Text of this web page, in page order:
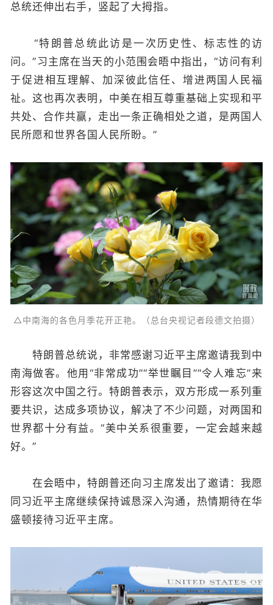
总统还伸出右手，竖起了大拇指。
“特朗普总统此访是一次历史性、标志性的访
问。”习主席在当天的小范围会晤中指出，“访问有利
于促进相互理解、加深彼此信任、增进两国人民福
祉。这也再次表明，中美在相互尊重基础上实现和平
共处、合作共赢，走出一条正确相处之道，是两国人
民所愿和世界各国人民所盼。”
△中南海的各色月季花开正艳。（总台央视记者段德文拍摄）
特朗普总统说，非常感谢习近平主席邀请我到中
南海做客。他用“非常成功”“举世瞩目”“令人难忘”来
形容这次中国之行。特朗普表示，双方形成一系列重
要共识，达成多项协议，解决了不少问题，对两国和
世界都十分有益。“美中关系很重要，一定会越来越
好。”
在会晤中，特朗普还向习主席发出了邀请：我愿
同习近平主席继续保持诚恳深入沟通，热情期待在华
盛顿接待习近平主席。